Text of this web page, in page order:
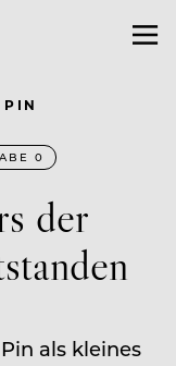
PIN
0
der
als kleines